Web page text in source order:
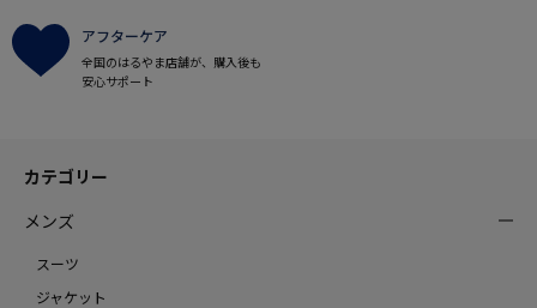
アフターケア
全国のはるやま店舗が、購入後も
安心サポート
カテゴリー
メンズ
スーツ
ジャケット